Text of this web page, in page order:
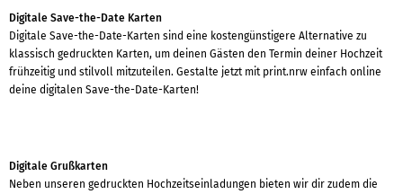
Digitale Save-the-Date Karten
Digitale Save-the-Date-Karten sind eine kostengünstigere Alternative zu
klassisch gedruckten Karten, um deinen Gästen den Termin deiner Hochzeit
frühzeitig und stilvoll mitzuteilen. Gestalte jetzt mit print.nrw einfach online
deine digitalen Save-the-Date-Karten!
Digitale Grußkarten
Neben unseren gedruckten Hochzeitseinladungen bieten wir dir zudem die